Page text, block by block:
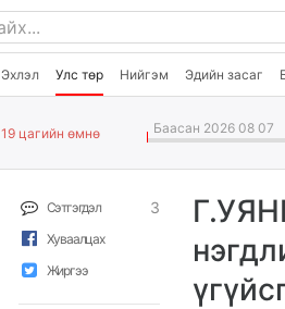
Эхлэл Улс төр Нийгэм Эдийн засаг
19 цагийн өмнө Баасан 2026 08 07
Сэтгэгдэл 3
Хуваалцах
Жиргээ